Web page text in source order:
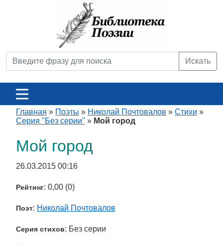
Искать
Главная » Поэты » Николай Почтовалов » Стихи »
Серия "Без серии" » Мой город
Мой город
26.03.2015 00:16
Рейтинг: 0,00 (0)
Поэт: Николай Почтовалов
Серия стихов: Без серии